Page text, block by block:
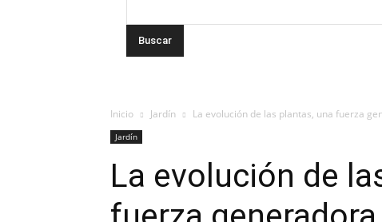
Inicio Jardín La evolución de las plantas, una fuerza
Jardín
La evolución de